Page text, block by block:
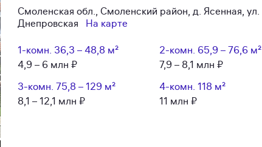
Смоленская обл., Смоленский район, д. Ясенная, ул.
Днепровская
На карте
1-комн. 36,3 – 48,8 м²
4,9 – 6 млн ₽
2-комн. 65,9 – 76,6 м²
7,9 – 8,1 млн ₽
3-комн. 75,8 – 129 м²
8,1 – 12,1 млн ₽
4-комн. 118 м²
11 млн ₽